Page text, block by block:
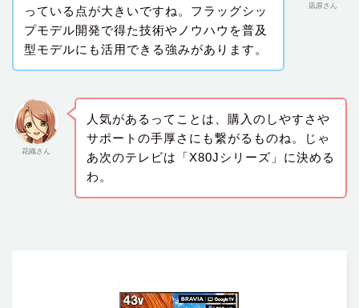
凪原さん
っている点が大きいですね。フラッグシッ
プモデル開発で得た技術やノウハウを普及
型モデルにも活用できる強みがあります。
花織さん
人気があるってことは、購入のしやすさや
サポートの手厚さにも繋がるものね。じゃ
あ次のテレビは「X80Jシリーズ」に決める
わ。